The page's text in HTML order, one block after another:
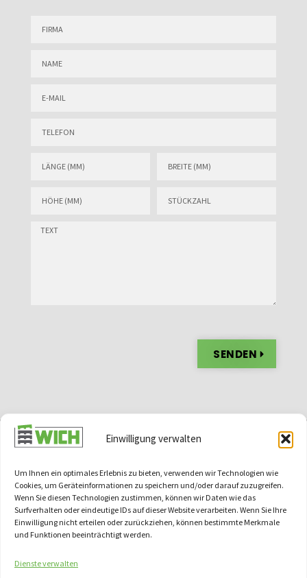
Einwilligung verwalten
Um Ihnen ein optimales Erlebnis zu bieten, verwenden wir Technologien wie
Cookies, um Geräteinformationen zu speichern und/oder darauf zuzugreifen.
Wenn Sie diesen Technologien zustimmen, können wir Daten wie das
Surfverhalten oder eindeutige IDs auf dieser Website verarbeiten. Wenn Sie Ihre
Einwilligung nicht erteilen oder zurückziehen, können bestimmte Merkmale
und Funktionen beeinträchtigt werden.
Dienste verwalten
SENDEN
KONTAKT
INFO@WICH-PALETTEN.DE